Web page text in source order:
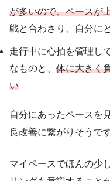
が多いので、ペースが
戦と合わさり、自分に
走行中に心拍を管理し
なものと、 体に大きく
い
自分にあったペースを
良改善に繋がりそうで
マイペースでほんの少